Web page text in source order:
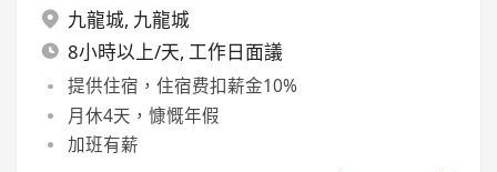
九龍城, 九龍城
8小時以上/天, 工作日面議
提供住宿，住宿费扣薪金10%
月休4天，慷慨年假
加班有薪